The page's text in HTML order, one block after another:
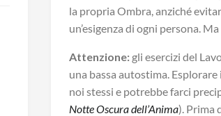
la propria Ombra, anziché
un’esigenza di ogni persona.
Attenzione:gli esercizi del
una bassa autostima.
noi stessi e potrebbe farci
Notte Oscura dell’Anima). Prima